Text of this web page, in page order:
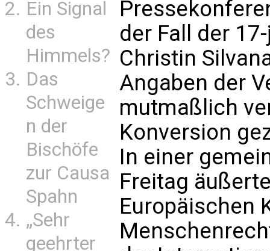
Ein Signal
des
Himmels?
Das
Schweige
n der
Bischöfe
zur Causa
Spahn
„Sehr
geehrter
der Fall der
Christin
Angaben der
mutmaßlich
Konversion
In einer
Freitag
Europäischen